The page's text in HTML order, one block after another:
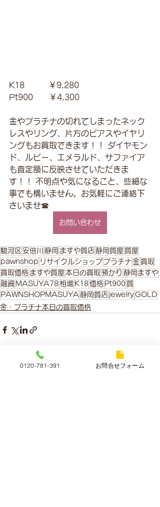
K18　　　￥9,280
Pt900　　￥4,300
金やプラチナの切れてしまったネック
レスやリング、片方のピアスやイヤリ
ングもお買取できます！！ ダイヤモン
ド、ルビー、エメラルド、サファイア
も査定額に反映させていただきま
す！！ 不明点や気になること、些細な
事でも構いません。お気軽にご連絡下
さいませ☎
お問い合わせ
駿河区 安倍川 静岡 ますや質店 静岡質屋 質屋
pawnshop リサイクルショップ プラチナ 金 買取
買取価格 ますや質屋 本日の買取 預かり 静岡ますや
融資 MASUYA78相場 K18価格 Pt900質
PAWNSHOPMASUYA 静岡質店 jewelryGOLD
金・プラチナ本日の買取価格
最新記事 すべて表示
0120-781-391 お問合せフォーム